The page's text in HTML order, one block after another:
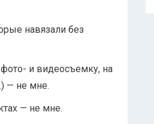
навязали без
и видеосъемку, на
— не мне.
— не мне.